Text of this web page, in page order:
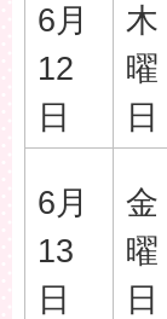
6月
12
日
木
曜
日
6月
13
日
金
曜
日